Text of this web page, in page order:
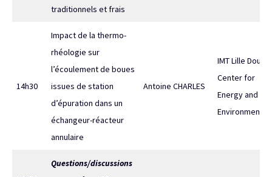
traditionnels et frais
14h30
Impact de la thermo-
rhéologie sur
l’écoulement de boues
issues de station
d’épuration dans un
échangeur-réacteur
annulaire
Antoine CHARLES
IMT Lille Douai,
Center for
Energy and
Environment
Questions/discussions